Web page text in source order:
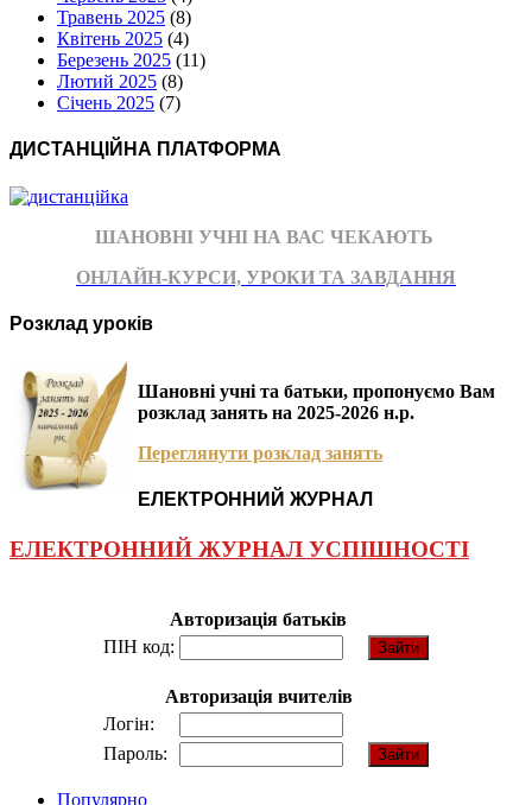
Травень 2025 (8)
Квітень 2025 (4)
Березень 2025 (11)
Лютий 2025 (8)
Січень 2025 (7)
ДИСТАНЦІЙНА ПЛАТФОРМА
ШАНОВНІ УЧНІ НА ВАС ЧЕКАЮТЬ
ОНЛАЙН-КУРСИ, УРОКИ ТА ЗАВДАННЯ
Розклад уроків
Шановні учні та батьки, пропонуємо Вам
розклад занять на 2025-2026 н.р.
Переглянути розклад занять
ЕЛЕКТРОННИЙ ЖУРНАЛ
ЕЛЕКТРОННИЙ ЖУРНАЛ УСПІШНОСТІ
Авторизація батьків
ПІН код:
Авторизація вчителів
Логін:
Пароль:
Популярно